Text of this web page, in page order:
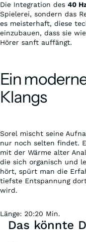
Die Integration des 40
Spielerei, sondern das
es meisterhaft, diese
einzubauen, dass sie
Hörer sanft auffängt.
Ein
Klangs
Sorel mischt seine
nur noch selten findet.
mit der Wärme alter
die sich organisch und
hört, spürt man die
tiefste Entspannung
wird.
Länge: 20:20 Min.
Das könnte